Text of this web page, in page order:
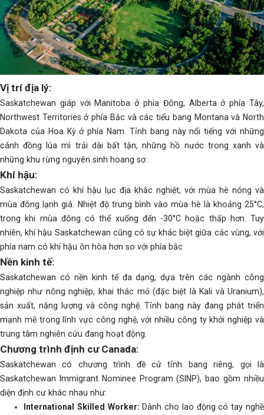
Vị trí địa lý:
Saskatchewan giáp với Manitoba ở phía Đông, Alberta ở phía Tây,
Northwest Territories ở phía Bắc và các tiểu bang Montana và North
Dakota của Hoa Kỳ ở phía Nam. Tỉnh bang này nổi tiếng với những
cánh đồng lúa mì trải dài bất tận, những hồ nước trong xanh và
những khu rừng nguyên sinh hoang sơ.
Khí hậu:
Saskatchewan có khí hậu lục địa khắc nghiệt, với mùa hè nóng và
mùa đông lạnh giá. Nhiệt độ trung bình vào mùa hè là khoảng 25°C,
trong khi mùa đông có thể xuống đến -30°C hoặc thấp hơn. Tuy
nhiên, khí hậu Saskatchewan cũng có sự khác biệt giữa các vùng, với
phía nam có khí hậu ôn hòa hơn so với phía bắc
Nền kinh tế:
Saskatchewan có nền kinh tế đa dạng, dựa trên các ngành công
nghiệp như nông nghiệp, khai thác mỏ (đặc biệt là Kali và Uranium),
sản xuất, năng lượng và công nghệ. Tỉnh bang này đang phát triển
mạnh mẽ trong lĩnh vực công nghệ, với nhiều công ty khởi nghiệp và
trung tâm nghiên cứu đang hoạt động.
Chương trình định cư Canada:
Saskatchewan có chương trình đề cử tỉnh bang riêng, gọi là
Saskatchewan Immigrant Nominee Program (SINP), bao gồm nhiều
diện định cư khác nhau như:
International Skilled Worker: Dành cho lao động có tay nghề